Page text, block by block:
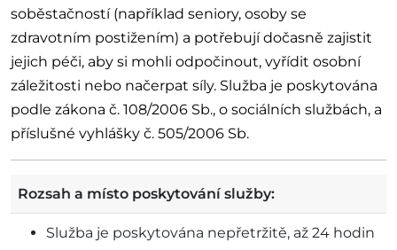
soběstačností (například seniory, osoby se
zdravotním postižením) a potřebují dočasně zajistit
jejich péči, aby si mohli odpočinout, vyřídit osobní
záležitosti nebo načerpat síly. Služba je poskytována
podle zákona č. 108/2006 Sb., o sociálních službách, a
příslušné vyhlášky č. 505/2006 Sb.
Rozsah a místo poskytování služby:
Služba je poskytována nepřetržitě, až 24 hodin